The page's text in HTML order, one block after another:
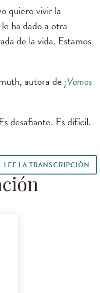
quiero vivir la
ha dado a otra
de la vida. Estamos
autora de¡Vamos
desafiante. Es difícil.
LEE LA TRANSCRIPCIÓN